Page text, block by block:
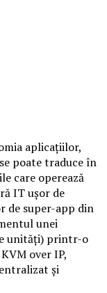
aplicațiilor,
poate traduce în
care operează
IT ușor de
de super-app din
unei
unități) printr-o
over IP,
și